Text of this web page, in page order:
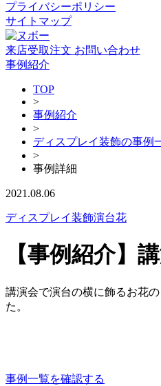
プライバシーポリシー
サイトマップ
来店受取注文 お問い合わせ
事例紹介
TOP
>
事例紹介
>
ディスプレイ装飾の事例
>
事例詳細
2021.08.06
ディスプレイ装飾演台花
【事例紹介】
講演会で演台の横に飾るお花
た。
事例一覧を確認する